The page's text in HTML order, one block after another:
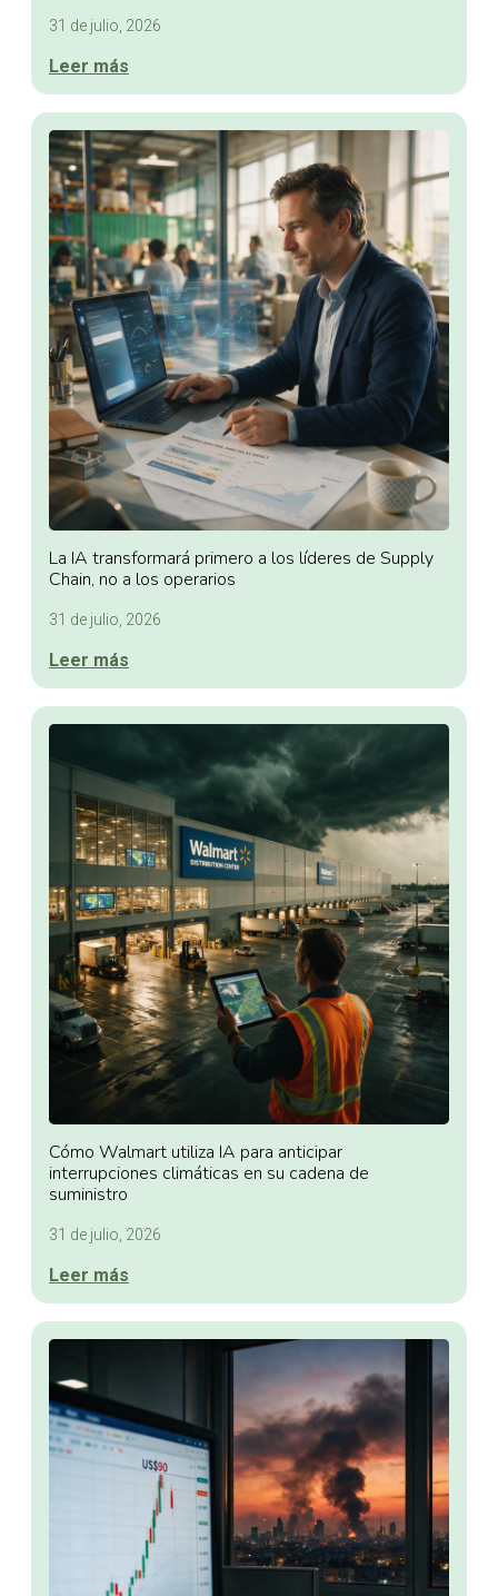
31 de julio, 2026
Leer más
La IA transformará primero a los líderes de Supply
Chain, no a los operarios
31 de julio, 2026
Leer más
Cómo Walmart utiliza IA para anticipar
interrupciones climáticas en su cadena de
suministro
31 de julio, 2026
Leer más